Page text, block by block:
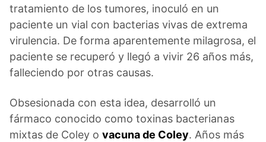
tratamiento de los tumores, inoculó en un
paciente un vial con bacterias vivas de extrema
virulencia. De forma aparentemente milagrosa, el
paciente se recuperó y llegó a vivir 26 años más,
falleciendo por otras causas.
Obsesionada con esta idea, desarrolló un
fármaco conocido como toxinas bacterianas
mixtas de Coley o vacuna de Coley. Años más